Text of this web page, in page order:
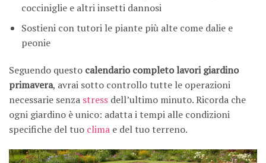
cocciniglie e altri insetti dannosi
Sostieni con tutori le piante più alte come dalie e
peonie
Seguendo questo calendario completo lavori giardino
primavera, avrai sotto controllo tutte le operazioni
necessarie senza stress dell’ultimo minuto. Ricorda che
ogni giardino è unico: adatta i tempi alle condizioni
specifiche del tuo clima e del tuo terreno.